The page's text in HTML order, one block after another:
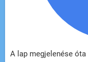
A lap megjelenése óta